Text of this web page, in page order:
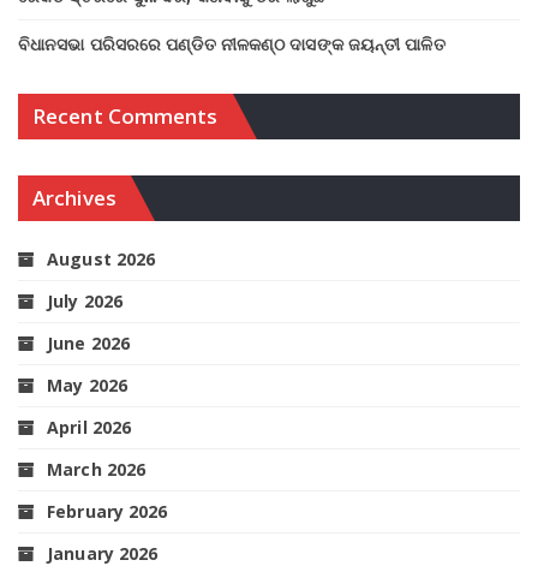
ବିଧାନସଭା ପରିସରରେ ପଣ୍ଡିତ ନୀଳକଣ୍ଠ ଦାସଙ୍କ ଜୟନ୍ତୀ ପାଳିତ
Recent Comments
Archives
August 2026
July 2026
June 2026
May 2026
April 2026
March 2026
February 2026
January 2026